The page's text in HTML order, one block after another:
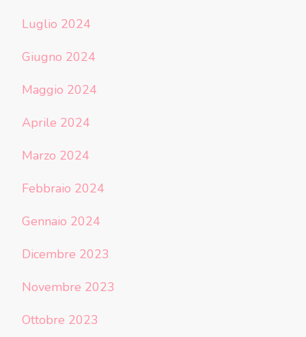
Luglio 2024
Giugno 2024
Maggio 2024
Aprile 2024
Marzo 2024
Febbraio 2024
Gennaio 2024
Dicembre 2023
Novembre 2023
Ottobre 2023